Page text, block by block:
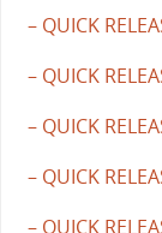
– QUICK
– QUICK
– QUICK
– QUICK
– QUICK